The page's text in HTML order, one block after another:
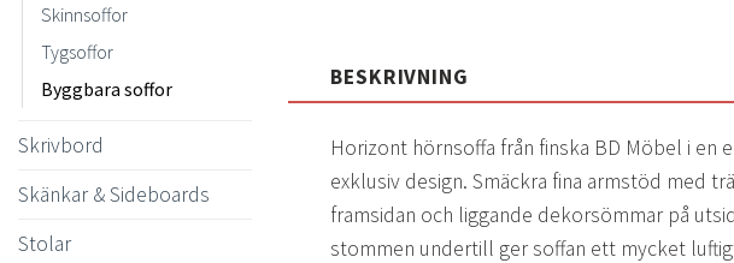
Skinnsoffor
Tygsoffor
Byggbara soffor
Skrivbord
Skänkar & Sideboards
Stolar
BESKRIVNING
Horizont hörnsoffa från finska BD Möbel i en
exklusiv design. Smäckra fina armstöd med
framsidan och liggande dekorsömmar på
stommen undertill ger soffan ett mycket